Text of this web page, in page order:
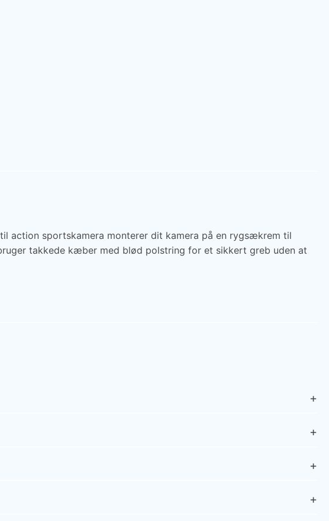
action sportskamera monterer dit kamera på en rygsækrem til
takkede kæber med blød polstring for et sikkert greb uden at